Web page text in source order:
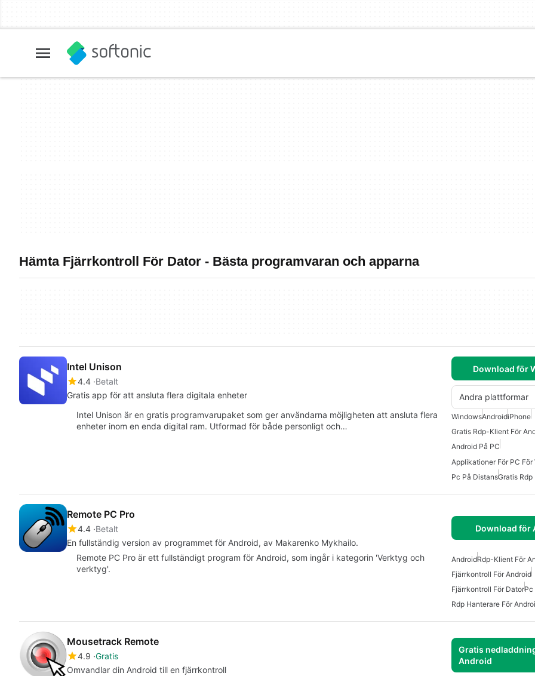
Hämta Fjärrkontroll För Dator - Bästa programvaran och apparna
Intel Unison
4.4 Betalt
Gratis app för att ansluta flera digitala enheter
Download för
Andra plattformar
Intel Unison är en gratis programvarupaket som ger användarna möjligheten att ansluta flera
enheter inom en enda digital ram. Utformad för både personligt och…
WindowsAndroidiPhone
Gratis Rdp-Klient För
Android På PC
Applikationer För PC För
Pc På DistansGratis Rdp
Remote PC Pro
4.4 Betalt
En fullständig version av programmet för Android, av Makarenko Mykhailo.
Download för
Remote PC Pro är ett fullständigt program för Android, som ingår i kategorin 'Verktyg och
verktyg'.
AndroidRdp-Klient För
Fjärrkontroll För Android
Fjärrkontroll För DatorPc
Rdp Hanterare För
Mousetrack Remote
4.9 Gratis
Omvandlar din Android till en fjärrkontroll
Gratis
Android